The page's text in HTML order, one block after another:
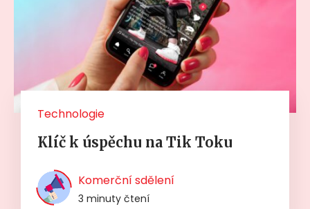
Technologie
Klíč k úspěchu na Tik Toku
Komerční sdělení
3 minuty čtení